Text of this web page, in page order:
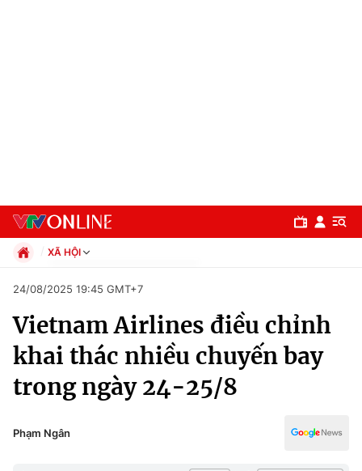
Chuyên mục
Chính trị
XÃ HỘI
Xã hội
Pháp luật
Thể thao
Truyền hình
Văn hóa - Giải trí
Đời sống
24/08/2025 19:45 GMT+7
Vietnam Airlines điều chỉnh
khai thác nhiều chuyến bay
trong ngày 24-25/8
Phạm Ngân